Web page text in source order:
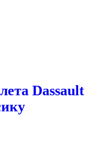
Dassault